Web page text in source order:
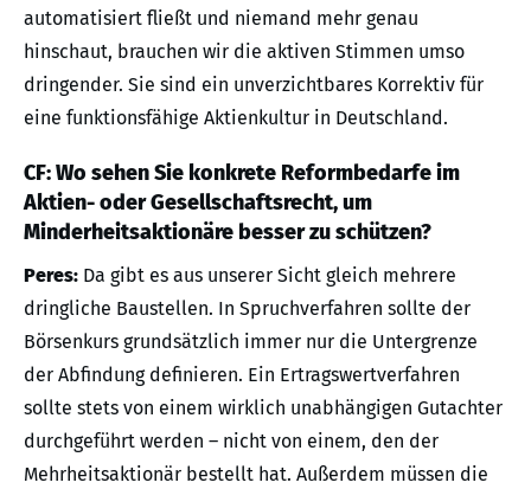
automatisiert fließt und niemand mehr genau
hinschaut, brauchen wir die aktiven Stimmen umso
dringender. Sie sind ein unverzichtbares Korrektiv für
eine funktionsfähige Aktienkultur in Deutschland.
CF: Wo sehen Sie konkrete Reformbedarfe im
Aktien- oder Gesellschaftsrecht, um
Minderheitsaktionäre besser zu schützen?
Peres: Da gibt es aus unserer Sicht gleich mehrere
dringliche Baustellen. In Spruchverfahren sollte der
Börsenkurs grundsätzlich immer nur die Untergrenze
der Abfindung definieren. Ein Ertragswertverfahren
sollte stets von einem wirklich unabhängigen Gutachter
durchgeführt werden – nicht von einem, den der
Mehrheitsaktionär bestellt hat. Außerdem müssen die